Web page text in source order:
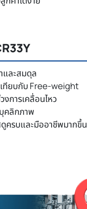
และสมดุล
ทียบกับ Free-weight
การเคลื่อนไหว
คลิกภาพ
ดูครบและมืออาชีพมากขึ้น